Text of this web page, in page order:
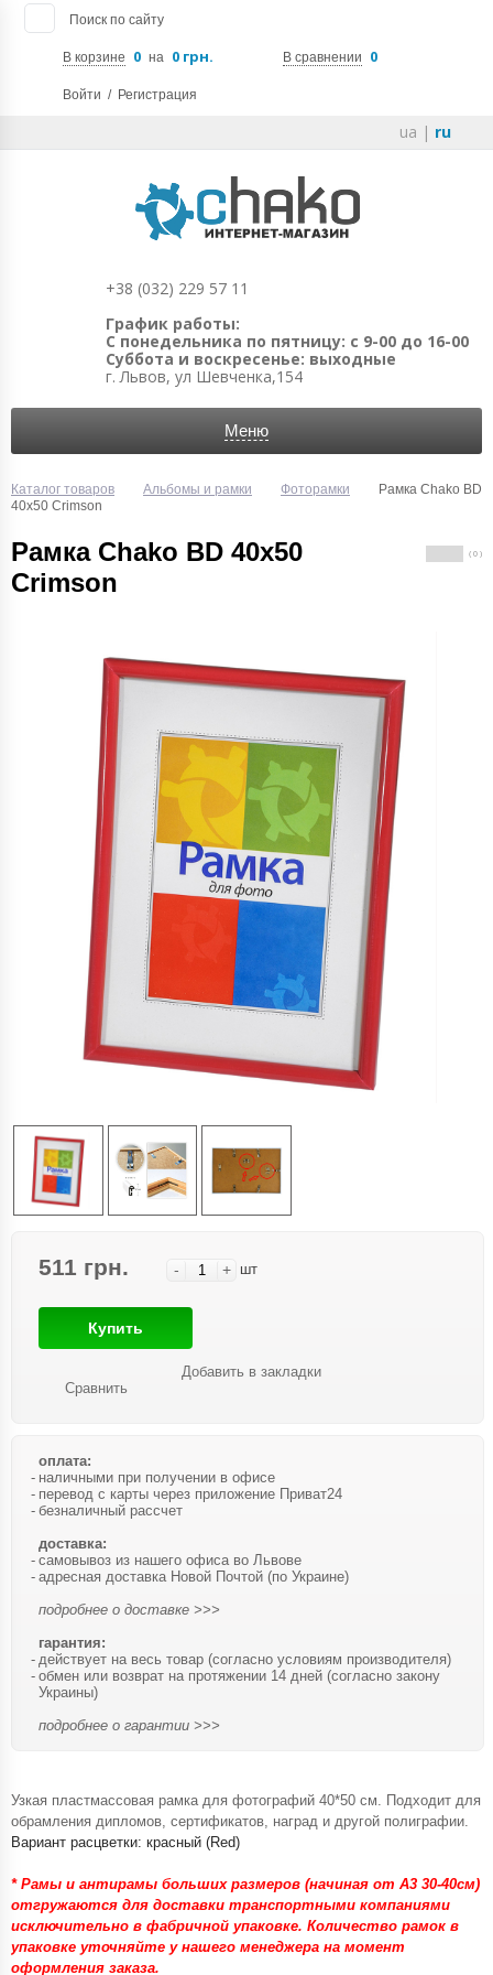
Поиск по сайту
В корзине 0 на 0 грн. В сравнении 0
Войти / Регистрация
ua | ru
+38 (032) 229 57 11
График работы:
С понедельника по пятницу: с 9-00 до 16-00
Суббота и воскресенье: выходные
г. Львов, ул Шевченка,154
Меню
Каталог товаров Альбомы и рамки Фоторамки
Рамка Chako BD
40x50 Crimson
Рамка Chako BD 40x50
Crimson
( 0 )
511 грн. - + шт
Купить
Сравнить
Добавить в закладки
оплата:
наличными при получении в офисе
перевод с карты через приложение Приват24
безналичный рассчет
доставка:
самовывоз из нашего офиса во Львове
адресная доставка Новой Почтой (по Украине)
подробнее о доставке >>>
гарантия:
действует на весь товар (согласно условиям производителя)
обмен или возврат на протяжении 14 дней (согласно закону
Украины)
подробнее о гарантии >>>
Узкая пластмассовая рамка для фотографий 40*50 см. Подходит для
обрамления дипломов, сертификатов, наград и другой полиграфии.
Вариант расцветки: красный (Red)
* Рамы и антирамы больших размеров (начиная от А3 30-40см)
отгружаются для доставки транспортными компаниями
исключительно в фабричной упаковке. Количество рамок в
упаковке уточняйте у нашего менеджера на момент
оформления заказа.